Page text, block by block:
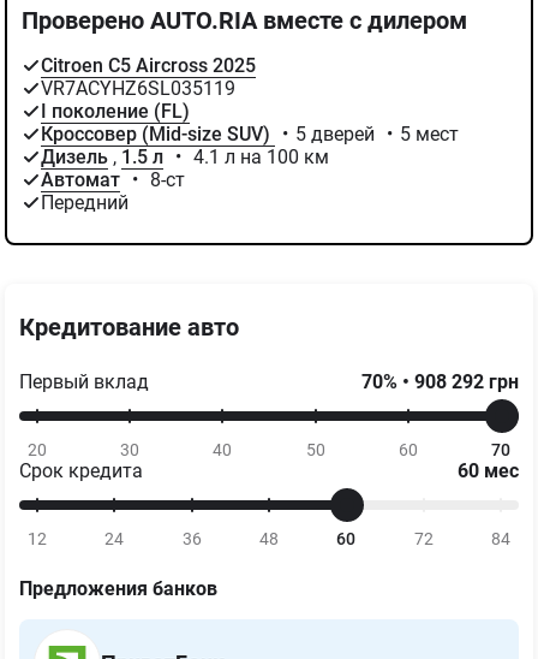
Проверено AUTO.RIA вместе с дилером
Citroen C5 Aircross 2025
VR7ACYHZ6SL035119
I поколение (FL)
Кроссовер (Mid-size SUV)
Дизель ,1.5 л
Автомат • 8-ст
Кредитование авто
Первый вклад • 908 292 грн
20 30 40 50
Срок кредита мес
12 24 36
Предложения банков